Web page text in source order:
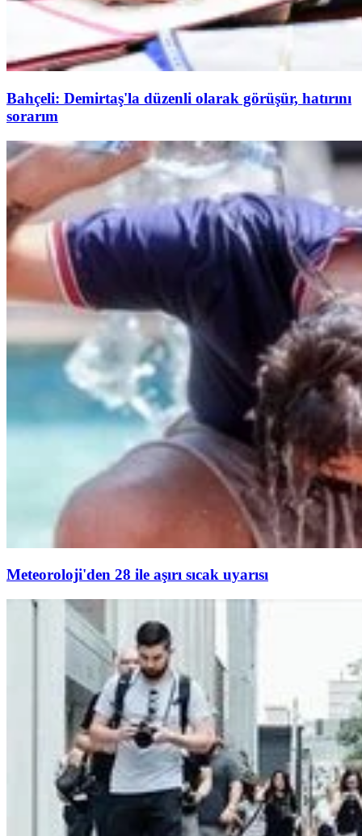
Bahçeli: Demirtaş'la düzenli olarak görüşür, hatırını
sorarım
Meteoroloji'den 28 ile aşırı sıcak uyarısı